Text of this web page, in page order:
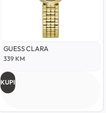
GUESS CLARA
339 KM
KUPI